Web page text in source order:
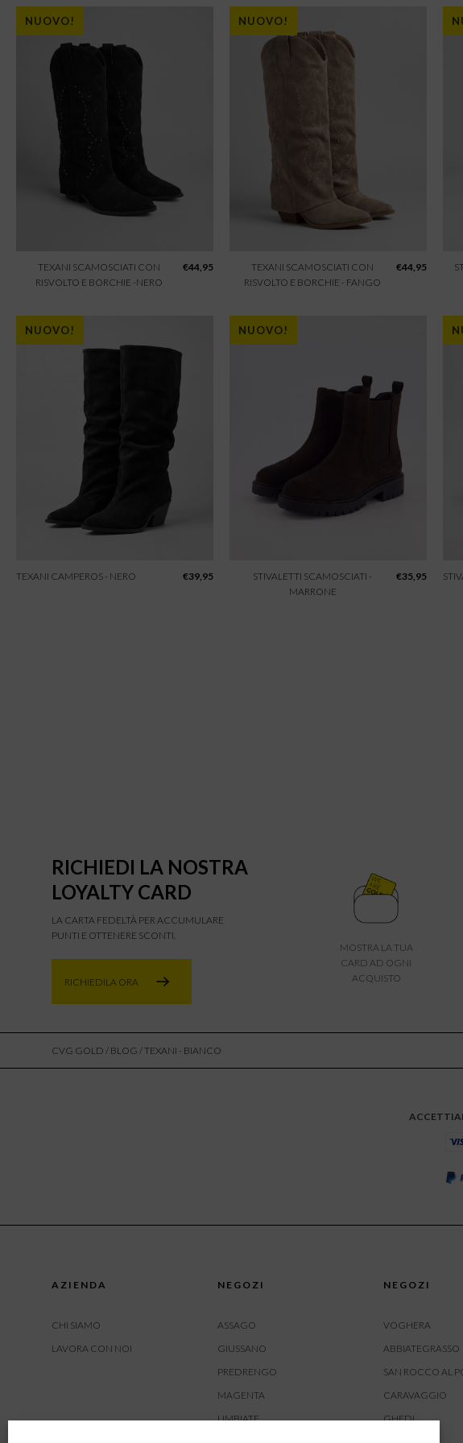
NUOVO!
TEXANI SCAMOSCIATI CON
RISVOLTO E BORCHIE -NERO
€44,95
NUOVO!
TEXANI SCAMOSCIATI CON
RISVOLTO E BORCHIE - FANGO
€44,95
NUOVO!
TEXANI CAMPEROS - NERO €39,95
NUOVO!
STIVALETTI SCAMOSCIATI -
MARRONE
€35,95
RICHIEDI LA NOSTRA
LOYALTY CARD
LA CARTA FEDELTÀ PER ACCUMULARE
PUNTI E OTTENERE SCONTI.
RICHIEDILA ORA
MOSTRA LA TUA
CARD AD OGNI
ACQUISTO
CVG GOLD / BLOG / TEXANI - BIANCO
AZIENDA
CHI SIAMO
LAVORA CON NOI
NEGOZI
ASSAGO
GIUSSANO
PREDRENGO
MAGENTA
LIMBIATE
NEGOZI
VOGHERA
ABBIATEGRASSO
SAN ROCCO AL
CARAVAGGIO
GHEDI